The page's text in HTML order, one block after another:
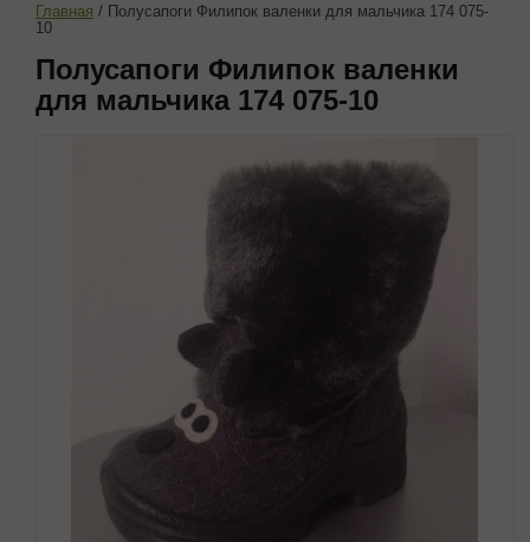
Главная / Полусапоги Филипок валенки для мальчика 174 075-
10
Полусапоги Филипок валенки
для мальчика 174 075-10